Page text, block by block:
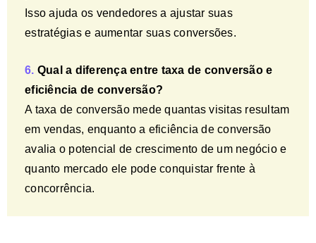
Isso ajuda os vendedores a ajustar suas
estratégias e aumentar suas conversões.
6. Qual a diferença entre taxa de conversão e
eficiência de conversão?
A taxa de conversão mede quantas visitas resultam
em vendas, enquanto a eficiência de conversão
avalia o potencial de crescimento de um negócio e
quanto mercado ele pode conquistar frente à
concorrência.